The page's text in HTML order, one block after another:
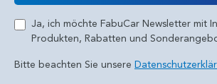
Ja, ich möchte FabuCar Newsletter mit
Produkten, Rabatten und
Bitte beachten Sie unsere